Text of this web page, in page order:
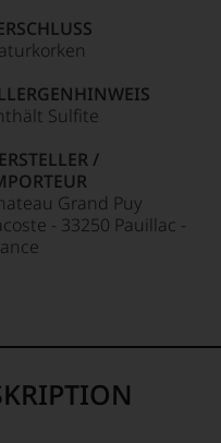
Sulfite
/
Grand Puy
- 33250 Pauillac -